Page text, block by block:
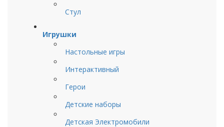
Стул
Игрушки
Настольные игры
Интерактивный
Герои
Детские наборы
Детская Электромобили